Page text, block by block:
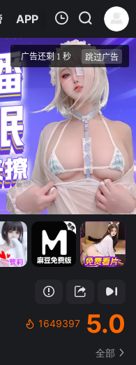
APP
1
1649397 5.0
全部